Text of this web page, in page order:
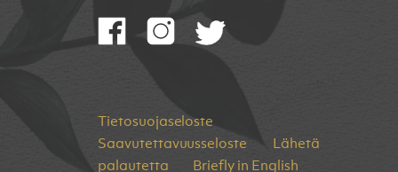
Tietosuojaseloste
Saavutettavuusseloste
Lähetä
palautetta
Briefly in English